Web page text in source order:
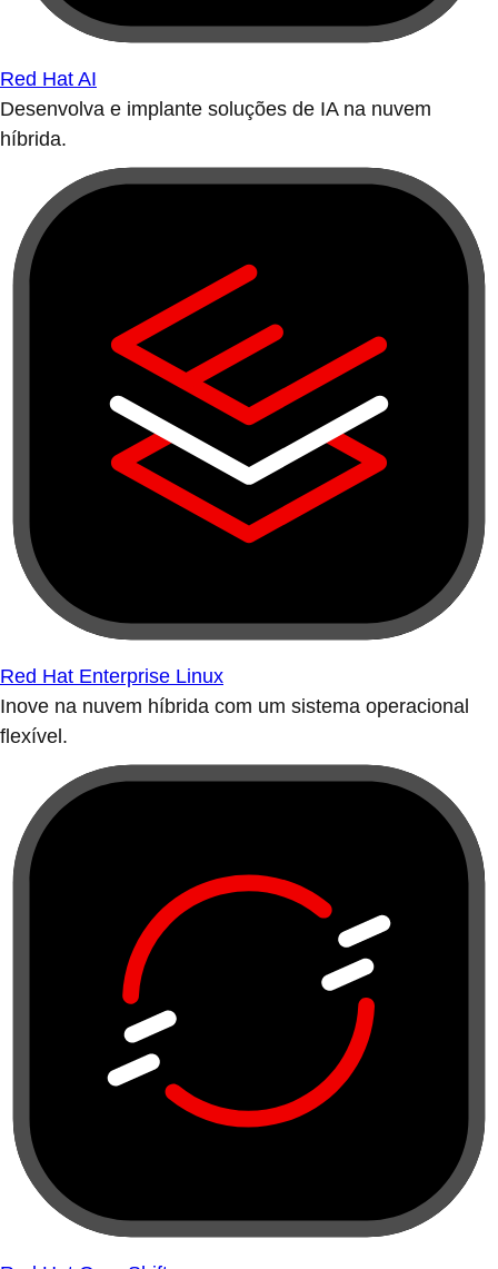
Red Hat AI
Desenvolva e implante soluções de IA na nuvem
híbrida.
Red Hat Enterprise Linux
Inove na nuvem híbrida com um sistema operacional
flexível.